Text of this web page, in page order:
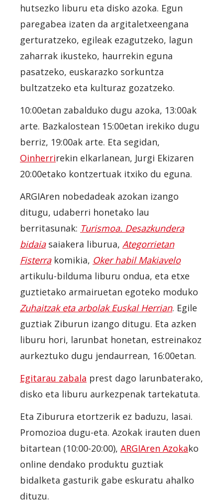
hutsezko liburu eta disko azoka. Egun
paregabea izaten da argitaletxeengana
gerturatzeko, egileak ezagutzeko, lagun
zaharrak ikusteko, haurrekin eguna
pasatzeko, euskarazko sorkuntza
bultzatzeko eta kulturaz gozatzeko.
10:00etan zabalduko dugu azoka, 13:00ak
arte. Bazkalostean 15:00etan irekiko dugu
berriz, 19:00ak arte. Eta segidan,
Oinherrirekin elkarlanean, Jurgi Ekizaren
20:00etako kontzertuak itxiko du eguna.
ARGIAren nobedadeak azokan izango
ditugu, udaberri honetako lau
berritasunak: Turismoa. Desazkundera
bidaiasaiakera liburua, Ategorrietan
Fisterrakomikia, Oker habil Makiavelo
artikulu-bilduma liburu ondua, eta etxe
guztietako armairuetan egoteko moduko
Zuhaitzak eta arbolak Euskal Herrian. Egile
guztiak Ziburun izango ditugu. Eta azken
liburu hori, larunbat honetan, estreinakoz
aurkeztuko dugu jendaurrean, 16:00etan.
Egitarau zabala prest dago larunbaterako,
disko eta liburu aurkezpenak tartekatuta.
Eta Ziburura etortzerik ez baduzu, lasai.
Promozioa dugu-eta. Azokak irauten duen
bitartean (10:00-20:00), ARGIAren Azokako
online dendako produktu guztiak
bidalketa gasturik gabe eskuratu ahalko
dituzu.